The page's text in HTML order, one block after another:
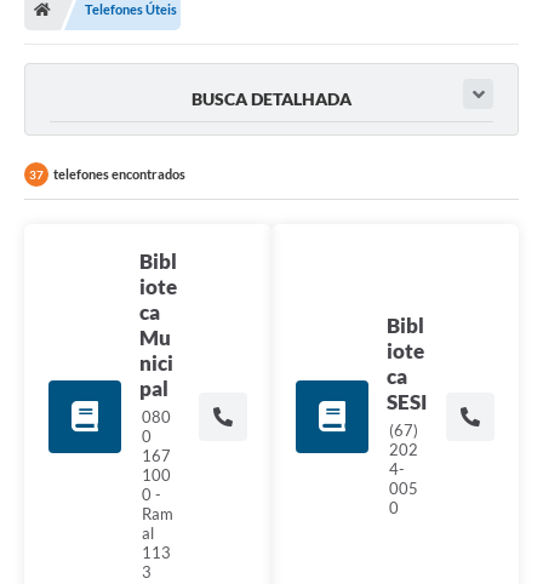
Telefones Úteis
BUSCA DETALHADA
37 telefones encontrados
Bibl
iote
ca
Mu
nici
pal
080
0
167
100
0 -
Ram
al
113
3
Bibl
iote
ca
SESI
(67)
202
4-
005
0